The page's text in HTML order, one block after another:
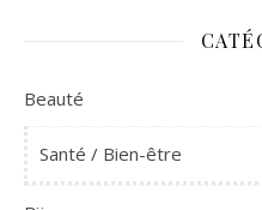
Beauté
Santé / Bien-être